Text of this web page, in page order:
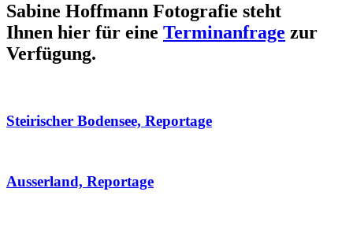
Sabine Hoffmann Fotografie steht
Ihnen hier für eine Terminanfrage zur
Verfügung.
Steirischer Bodensee, Reportage
Ausserland, Reportage